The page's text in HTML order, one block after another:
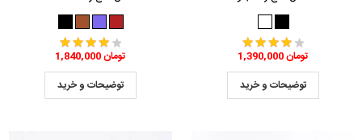
1,390,000 تومان
توضیحات و خرید
1,840,000 تومان
توضیحات و خرید